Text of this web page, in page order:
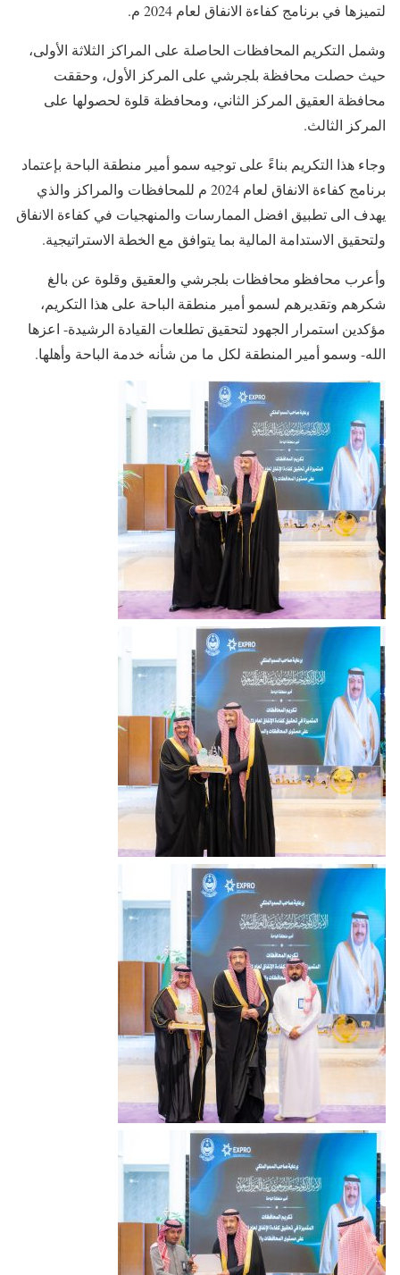
لتميزها في برنامج كفاءة الانفاق لعام 2024 م.
وشمل التكريم المحافظات الحاصلة على المراكز الثلاثة الأولى،
حيث حصلت محافظة بلجرشي على المركز الأول، وحققت
محافظة العقيق المركز الثاني، ومحافظة قلوة لحصولها على
المركز الثالث.
وجاء هذا التكريم بناءً على توجيه سمو أمير منطقة الباحة بإعتماد
برنامج كفاءة الانفاق لعام 2024 م للمحافظات والمراكز والذي
يهدف الى تطبيق افضل الممارسات والمنهجيات في كفاءة الانفاق
ولتحقيق الاستدامة المالية بما يتوافق مع الخطة الاستراتيجية.
وأعرب محافظو محافظات بلجرشي والعقيق وقلوة عن بالغ
شكرهم وتقديرهم لسمو أمير منطقة الباحة على هذا التكريم،
مؤكدين استمرار الجهود لتحقيق تطلعات القيادة الرشيدة- اعزها
الله- وسمو أمير المنطقة لكل ما من شأنه خدمة الباحة وأهلها.